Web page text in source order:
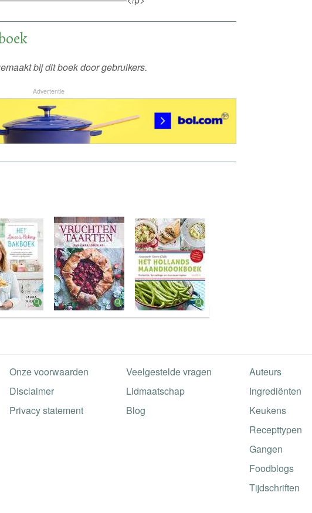
bij dit boek door gebruikers.
Advertentie
Onze voorwaarden
Disclaimer
Privacy statement
Veelgestelde vragen
Lidmaatschap
Blog
Auteurs
Ingrediënten
Keukens
Recepttypen
Gangen
Foodblogs
Tijdschriften